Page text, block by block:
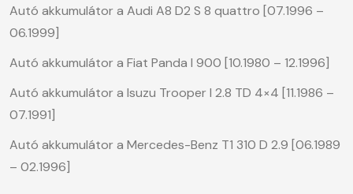
Autó akkumulátor a Audi A8 D2 S 8 quattro [07.1996 –
06.1999]
Autó akkumulátor a Fiat Panda I 900 [10.1980 – 12.1996]
Autó akkumulátor a Isuzu Trooper I 2.8 TD 4×4 [11.1986 –
07.1991]
Autó akkumulátor a Mercedes-Benz T1 310 D 2.9 [06.1989
– 02.1996]